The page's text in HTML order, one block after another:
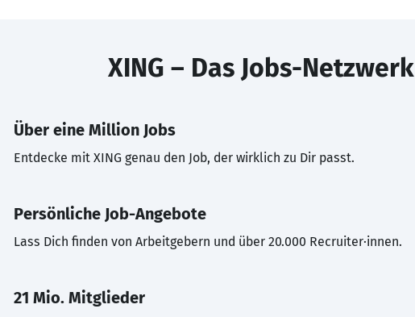
XING – Das Jobs-Netzwerk
Über eine Million Jobs
Entdecke mit XING genau den Job, der wirklich zu Dir passt.
Persönliche Job-Angebote
Lass Dich finden von Arbeitgebern und über 20.000 Recruiter·innen.
21 Mio. Mitglieder